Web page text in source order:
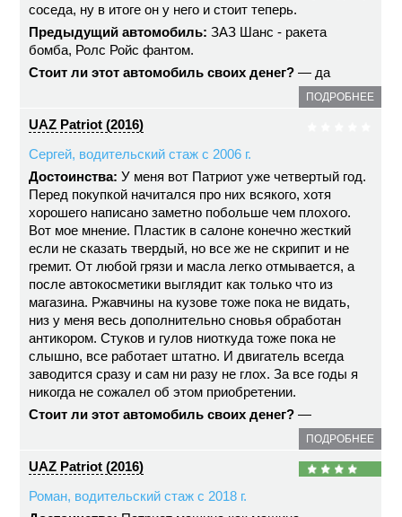
соседа, ну в итоге он у него и стоит теперь.
Предыдущий автомобиль: ЗАЗ Шанс - ракета
бомба, Ролс Ройс фантом.
Стоит ли этот автомобиль своих денег? — да
ПОДРОБНЕЕ
UAZ Patriot (2016)
Сергей, водительский стаж с 2006 г.
Достоинства: У меня вот Патриот уже четвертый год.
Перед покупкой начитался про них всякого, хотя
хорошего написано заметно побольше чем плохого.
Вот мое мнение. Пластик в салоне конечно жесткий
если не сказать твердый, но все же не скрипит и не
гремит. От любой грязи и масла легко отмывается, а
после автокосметики выглядит как только что из
магазина. Ржавчины на кузове тоже пока не видать,
низ у меня весь дополнительно сновья обработан
антикором. Стуков и гулов ниоткуда тоже пока не
слышно, все работает штатно. И двигатель всегда
заводится сразу и сам ни разу не глох. За все годы я
никогда не сожалел об этом приобретении.
Стоит ли этот автомобиль своих денег? —
ПОДРОБНЕЕ
UAZ Patriot (2016)
Роман, водительский стаж с 2018 г.